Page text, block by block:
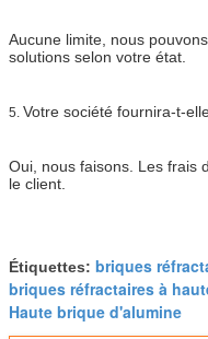
Aucune limite, nous
solutions selon votre état.
5. Votre société fournira-t-
Oui, nous faisons. Les frais
le client.
Étiquettes: briques
briques réfractaires à
Haute brique d'alumine